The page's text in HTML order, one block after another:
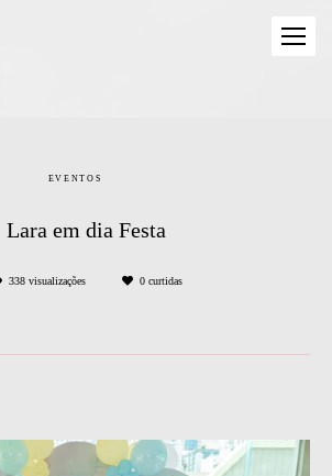
EVENTOS
Lara em dia Festa
338visualizações 0curtidas